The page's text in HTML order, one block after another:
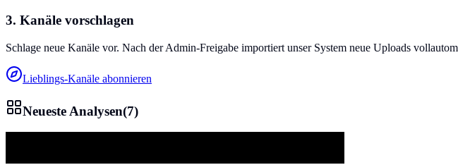
3. Kanäle vorschlagen
Schlage neue Kanäle vor. Nach der Admin-Freigabe importiert unser System neue Uploads
Lieblings-Kanäle abonnieren
Neueste Analysen(7)